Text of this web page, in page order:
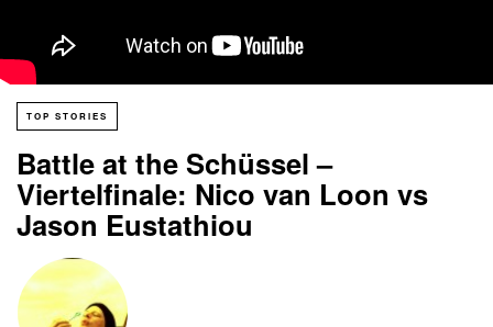
TOP STORIES
Battle at the Schüssel –
Viertelfinale: Nico van Loon vs
Jason Eustathiou